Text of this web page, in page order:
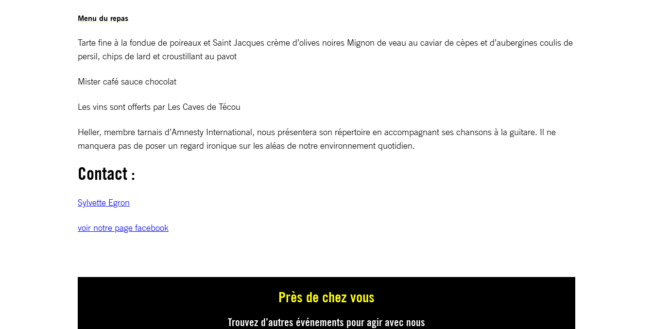
Menu du repas
Tarte fine à la fondue de poireaux et Saint Jacques crème d’olives noires Mignon de veau au caviar de cèpes et d’aubergines coulis de
persil, chips de lard et croustillant au pavot
Mister café sauce chocolat
Les vins sont offerts par Les Caves de Técou
Heller, membre tarnais d’Amnesty International, nous présentera son répertoire en accompagnant ses chansons à la guitare. Il ne
manquera pas de poser un regard ironique sur les aléas de notre environnement quotidien.
Contact :
Sylvette Egron
voir notre page facebook
Près de chez vous
Trouvez d’autres événements pour agir avec nous